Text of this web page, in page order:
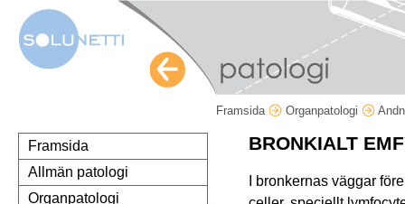
Framsida Organpatologi
Framsida
Allmän patologi
Organpatologi
BRONKIALT
I bronkernas väggar